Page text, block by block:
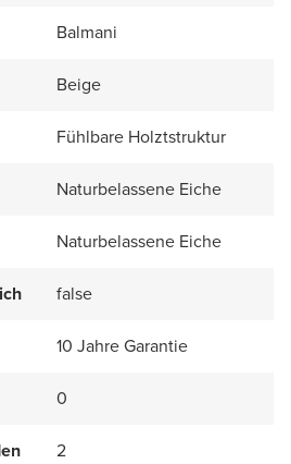
Balmani
Beige
Fühlbare Holztstruktur
Naturbelassene Eiche
Naturbelassene Eiche
false
10 Jahre Garantie
0
2